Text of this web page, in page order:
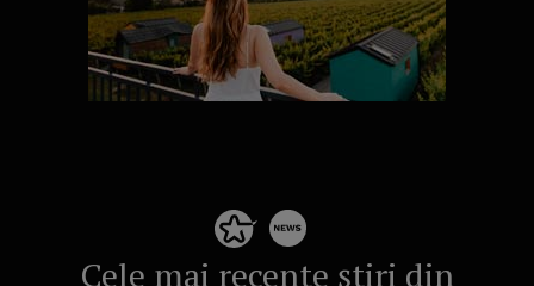
Cele mai recente știri din